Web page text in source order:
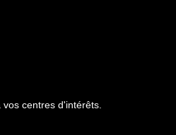
centres d'intérêts.